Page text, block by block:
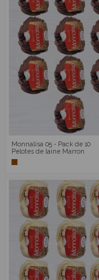
Monnalisa 05 - Pack de 10
Pelotes de laine Marron